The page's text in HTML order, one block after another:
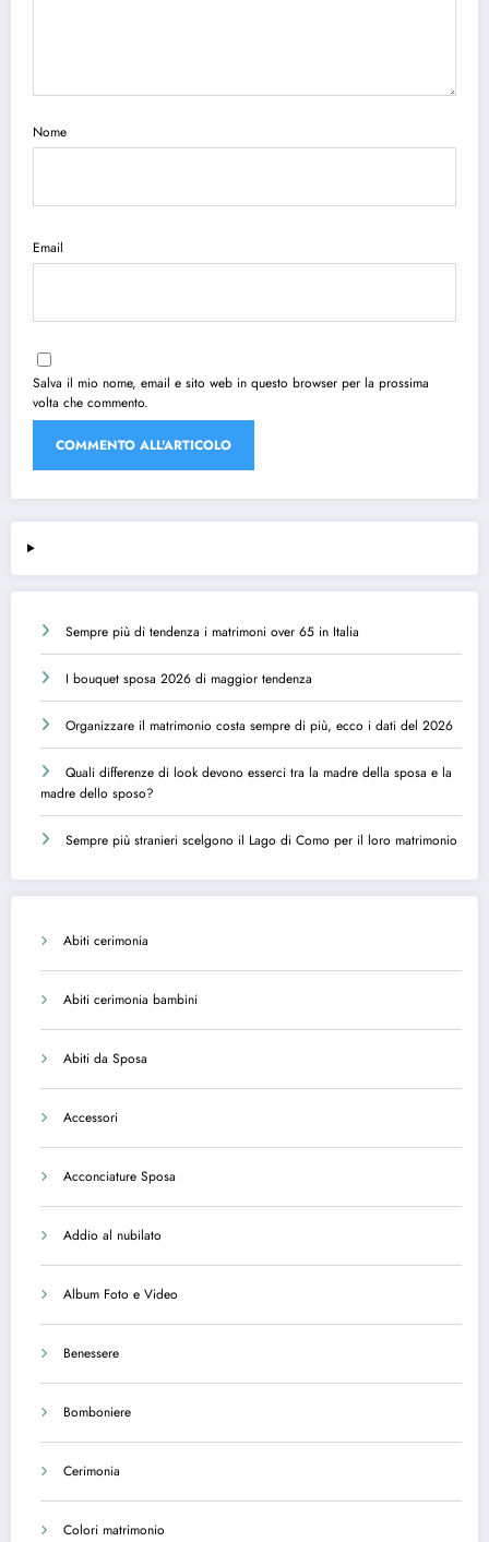
Nome
Email
Salva il mio nome, email e sito web in questo browser per la prossima
volta che commento.
Sempre più di tendenza i matrimoni over 65 in Italia
I bouquet sposa 2026 di maggior tendenza
Organizzare il matrimonio costa sempre di più, ecco i dati del 2026
Quali differenze di look devono esserci tra la madre della sposa e la
madre dello sposo?
Sempre più stranieri scelgono il Lago di Como per il loro matrimonio
Abiti cerimonia
Abiti cerimonia bambini
Abiti da Sposa
Accessori
Acconciature Sposa
Addio al nubilato
Album Foto e Video
Benessere
Bomboniere
Cerimonia
Colori matrimonio